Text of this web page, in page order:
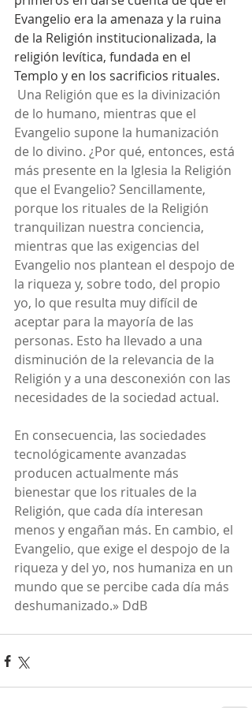
Evangelio era la amenaza y la ruina
de la Religión institucionalizada, la
religión levítica, fundada en el
Templo y en los sacrificios rituales.
de lo humano, mientras que el
Evangelio supone la humanización
de lo divino. ¿Por qué, entonces, está
más presente en la Iglesia la Religión
que el Evangelio? Sencillamente,
porque los rituales de la Religión
tranquilizan nuestra conciencia,
mientras que las exigencias del
Evangelio nos plantean el despojo de
la riqueza y, sobre todo, del propio
yo, lo que resulta muy difícil de
aceptar para la mayoría de las
personas. Esto ha llevado a una
disminución de la relevancia de la
Religión y a una desconexión con las
necesidades de la sociedad actual.
En consecuencia, las sociedades
tecnológicamente avanzadas
producen actualmente más
bienestar que los rituales de la
Religión, que cada día interesan
menos y engañan más. En cambio, el
Evangelio, que exige el despojo de la
riqueza y del yo, nos humaniza en un
mundo que se percibe cada día más
deshumanizado.» DdB